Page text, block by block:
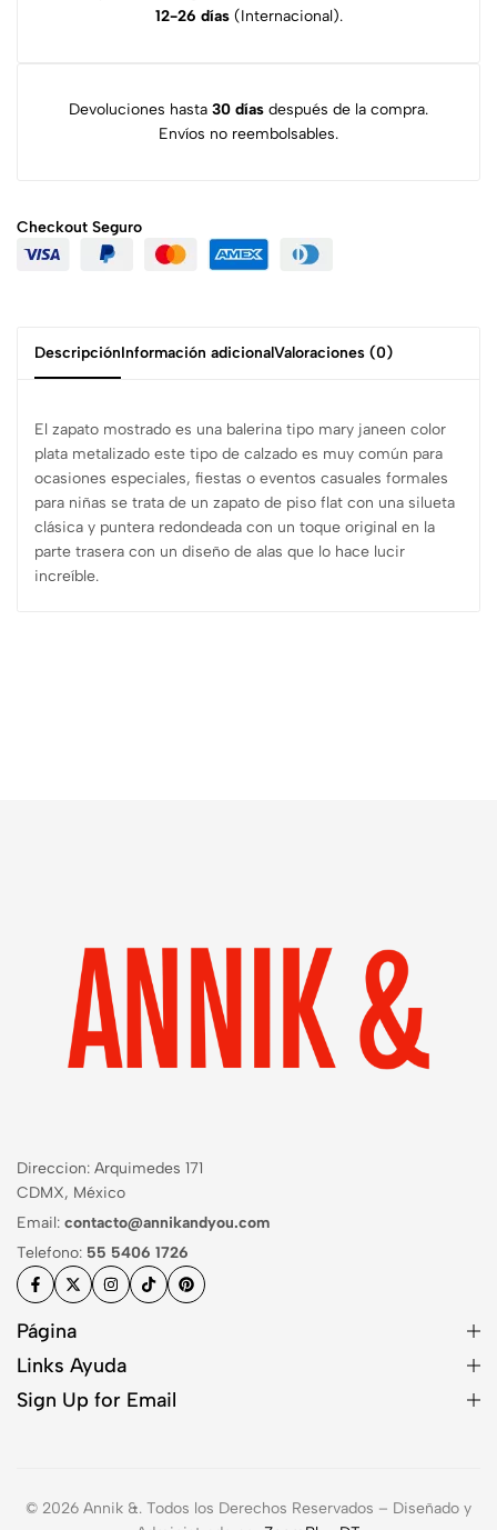
12-26 días(Internacional).
Devoluciones hasta 30 días después de la compra.
Envíos no reembolsables.
Checkout Seguro
DescripciónInformación adicionalValoraciones (0)
El zapato mostrado es una balerina tipo mary janeen color
plata metalizado este tipo de calzado es muy común para
ocasiones especiales, fiestas o eventos casuales formales
para niñas se trata de un zapato de piso flat con una silueta
clásica y puntera redondeada con un toque original en la
parte trasera con un diseño de alas que lo hace lucir
increíble.
Direccion: Arquimedes 171
CDMX, México
Email: contacto@annikandyou.com
Telefono: 55 5406 1726
Página
Links Ayuda
Sign Up for Email
© 2026 Annik &. Todos los Derechos Reservados – Diseñado y